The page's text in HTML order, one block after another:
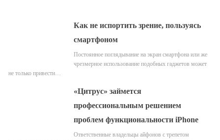
Как не испортить зрение, пользуясь
смартфоном
Постоянное поглядывание на экран смартфона или же
чрезмерное использование подобных гаджетов может
не только привести…
«Цитрус» займется
профессиональным решением
проблем функциональности iPhone
Ответственные владельцы айфонов с трепетом